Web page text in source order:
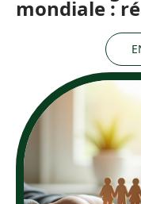
mondiale :